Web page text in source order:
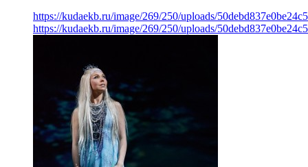
https://kudaekb.ru/image/269/250/uploads/
https://kudaekb.ru/image/269/250/uploads/